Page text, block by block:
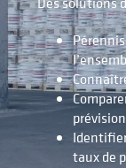
taux de